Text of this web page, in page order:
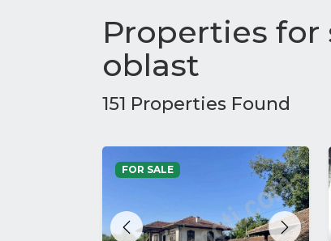
Properties for
oblast
151 Properties Found
Previous Next
FOR SALE